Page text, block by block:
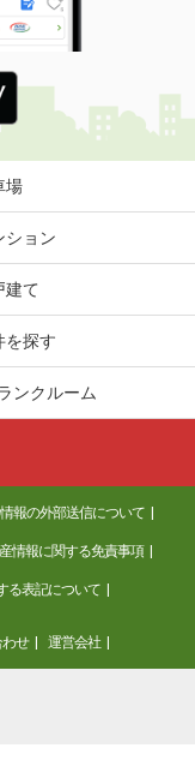
場
ション
建て
を探す
ンクルーム
報の外部送信について
情報に関する免責事項
る表記について
せ 運営会社